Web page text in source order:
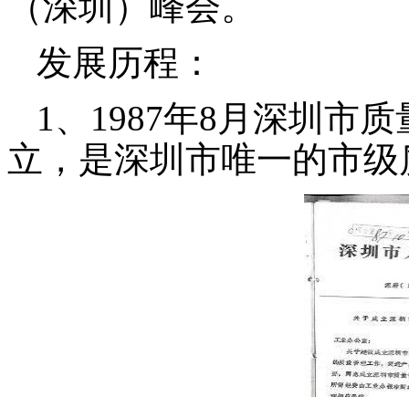
发展历程 ：
1、1987年8月深圳市
立，是深圳市唯一的市